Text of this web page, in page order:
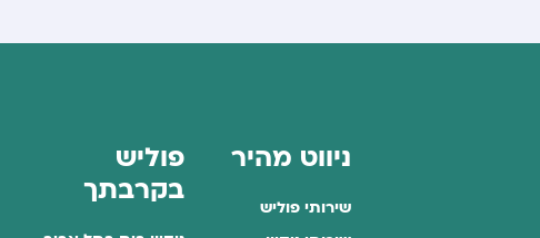
ניווט מהיר
שירותי פוליש
פוליש
בקרבתך